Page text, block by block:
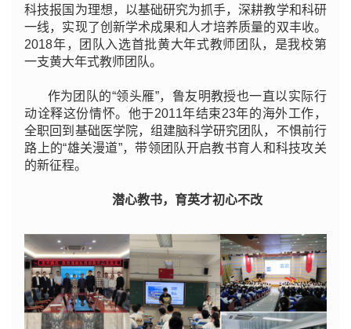
科技报国为理想，以基础研究为抓手，深耕教学和科研
一线，实现了创新学术成果和人才培养质量的双丰收。
2018年，团队入选首批黄大年式教师团队，是我校第
一支黄大年式教师团队。
作为团队的“领头雁”，鲁友明教授也一直以实际行
动诠释这份情怀。他于2011年结束23年的海外工作，
全职回到基础医学院，组建脑科学研究团队，不惧前行
路上的“雄关漫道”，带领团队开启教书育人和科技攻关
的新征程。
潜心教书，育英才初心不改